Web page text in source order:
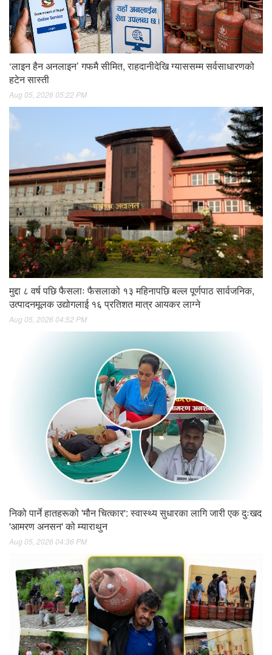
‘लाइन हैन अनलाइन’ गफमै सीमित, राहदानीदेखि ग्याससम्म सर्वसाधारणको
हटेन सास्ती
Aug 05, 2026 05:22 PM
मुद्दा ८ वर्ष पछि फैसलाः फैसलाको १३ महिनापछि बल्ल पूर्णपाठ सार्वजनिक,
उत्पादनमूलक उद्योगलाई १६ प्रतिशत मात्र आयकर लाग्ने
Aug 05, 2026 04:52 PM
निको पार्ने हातहरूको 'मौन चित्कार': स्वास्थ्य सुधारका लागि जारी एक दुःखद
'आमरण अनसन' को म्याराथुन
Aug 05, 2026 04:36 PM